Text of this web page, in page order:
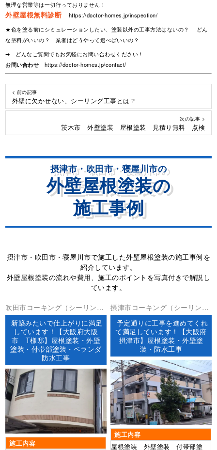
無理な営業等は一切行っておりません！
外壁屋根無料診断
https://doctor-homes.jp/inspection/
★色を塗る前にシミュレーションしたい、塗装以外の工事方法はないの？ どん
な塗料がいいの？ 業者はどうやって選べばいいの？
➡ どんなご質問でもお気軽にお問い合わせください！
お問い合わせ
https://doctor-homes.jp/contact/
< 前の記事
外壁に欠かせない、シーリング工事とは？
次の記事 >
茨木市 外壁塗装 屋根塗装 見積り無料 点検
摂津市・吹田市・寝屋川市の
外壁屋根塗装の
施工事例
摂津市・吹田市・寝屋川市で施工した外壁屋根塗装の施工事例を
紹介しています。
外壁屋根塗装の流れや費用、施工のポイントを写真付きで解説し
ています。
吹田市コーキング（シーリン
グ）ベランダ防水外壁塗装屋根
塗装防水工事
新築みたいで仕上がりに満足
しています！【大阪府大阪
市 T様邸】屋根塗装・外壁
塗装・付帯部塗装・ベランダ
防水工事
施工内容
摂津市コーキング（シーリン
グ）ベランダ防水外壁塗装屋上
防水屋根塗装防水工事
予定通りに工事を進めてくれ
て満足しています！【大阪府
摂津市】屋根塗装・外壁塗
装・防水工事
施工内容
屋根塗装 外壁塗装 付帯部塗